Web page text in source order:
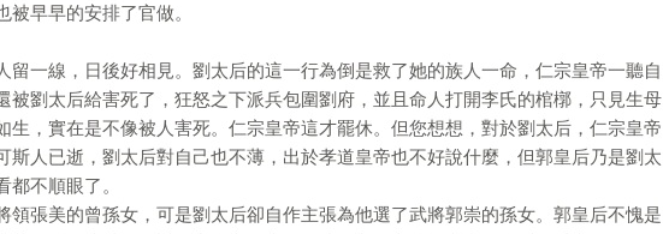
早早的安排了官做。
留一線，日後好相見。劉太后的這一行為倒是救了她的族人一命，仁宗皇帝一聽自
被劉太后給害死了，狂怒之下派兵包圍劉府，並且命人打開李氏的棺槨，只見生母
生，實在是不像被人害死。仁宗皇帝這才罷休。但您想想，對於劉太后，仁宗皇帝
斯人已逝，劉太后對自己也不薄，出於孝道皇帝也不好說什麼，但郭皇后乃是劉太
都不順眼了。
領張美的曾孫女，可是劉太后卻自作主張為他選了武將郭崇的孫女。郭皇后不愧是